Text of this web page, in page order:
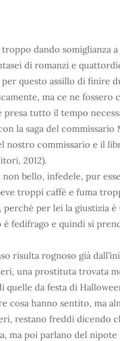
dando somiglianza a
di romanzi e
questo assillo di finire
ma ce ne fossero
presa tutto il tempo
la saga del commissario
nostro commissario e il
2012).
bello, infedele, pur
troppi caffè e fuma
per lei la giustizia è
è fedifrago e quindi si
risulta rognoso già
una prostituta trovata
quelle da festa di
cosa hanno sentito, ma
restano freddi dicendo
ma poi parlano del